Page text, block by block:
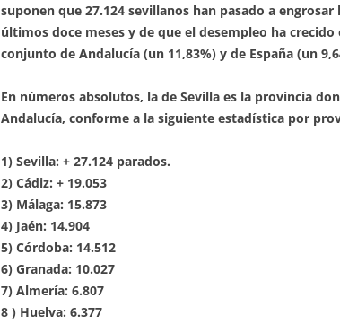
suponen que 27.124 sevillanos han pasado a
últimos doce meses y de que el desempleo ha crecido
conjunto de Andalucía (un 11,83%) y de España (un
En números absolutos, la de Sevilla es la provincia
Andalucía, conforme a la siguiente estadística por
1) Sevilla: + 27.124 parados.
2) Cádiz: + 19.053
3) Málaga: 15.873
4) Jaén: 14.904
5) Córdoba: 14.512
6) Granada: 10.027
7) Almería: 6.807
8 ) Huelva: 6.377